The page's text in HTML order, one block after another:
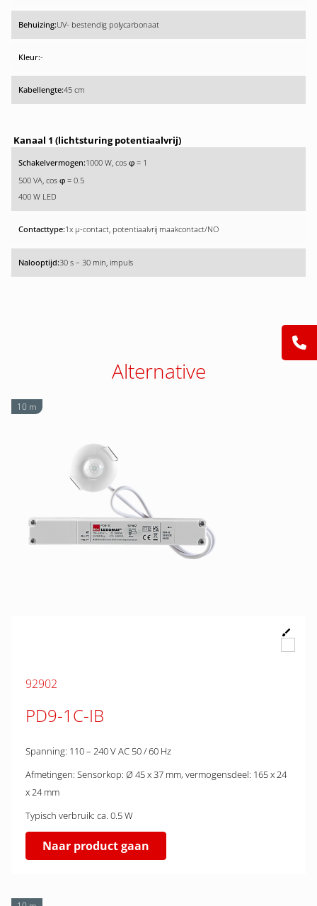
UV- bestendig polycarbonaat
-
45 cm
Kanaal 1 (lichtsturing potentiaalvrij)
1000 W, cos φ = 1
500 VA, cos φ = 0.5
400 W LED
1x µ-contact, potentiaalvrij maakcontact/NO
30 s – 30 min, impuls
Alternative
10 m
92902
PD9-1C-IB
Spanning: 110 – 240 V AC 50 / 60 Hz
Afmetingen: Sensorkop: Ø 45 x 37 mm, vermogensdeel: 165 x 24
x 24 mm
Typisch verbruik: ca. 0.5 W
Naar product gaan